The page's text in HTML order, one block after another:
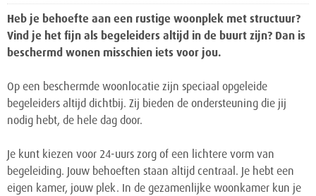
Heb je behoefte aan een rustige woonplek met structuur?
Vind je het fijn als begeleiders altijd in de buurt zijn? Dan is
beschermd wonen misschien iets voor jou.
Op een beschermde woonlocatie zijn speciaal opgeleide
begeleiders altijd dichtbij. Zij bieden de ondersteuning die jij
nodig hebt, de hele dag door.
Je kunt kiezen voor 24-uurs zorg of een lichtere vorm van
begeleiding. Jouw behoeften staan altijd centraal. Je hebt een
eigen kamer, jouw plek. In de gezamenlijke woonkamer kun je